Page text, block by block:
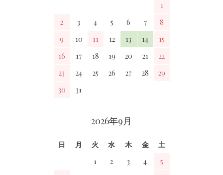
1
2
3 4 5 6 7
8
9
10 11 12 13 14
15
16
17 18 19 20 21
22
23
24 25 26 27 28
29
30
31
2026年9月
日 月 火 水 木 金
土
1
2 3 4
5